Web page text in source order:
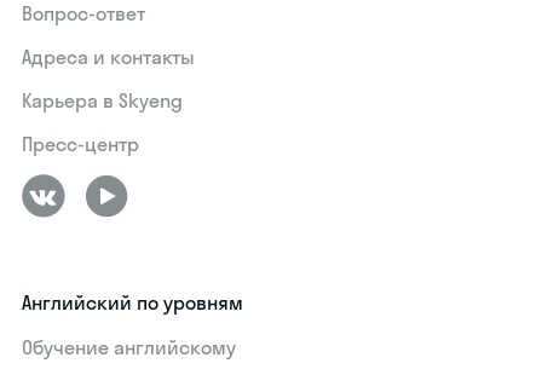
Вопрос-ответ
Адреса и контакты
Карьера в Skyeng
Пресс-центр
Английский по уровням
Обучение английскому